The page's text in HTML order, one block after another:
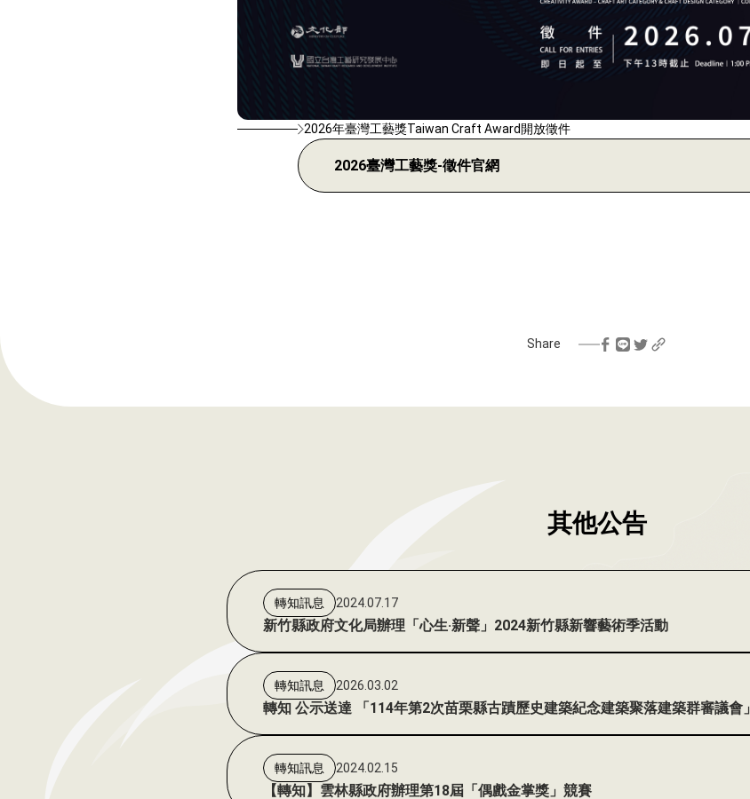
2026年臺灣工藝獎Taiwan Craft Award開放徵件
2026臺灣工藝獎-徵件官網
Share
其他公告
轉知訊息 2024.07.17
新竹縣政府文化局辦理「心生‧新聲」2024新竹縣新響藝術季活動
轉知訊息 2026.03.02
轉知 公示送達 「114年第2次苗栗縣古蹟歷史建築紀念建築聚落建築群審議會」
轉知訊息 2024.02.15
【轉知】雲林縣政府辦理第18屆「偶戲金掌獎」競賽